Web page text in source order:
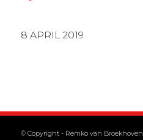
8 APRIL 2019
© Copyright - Remko van Broekhoven